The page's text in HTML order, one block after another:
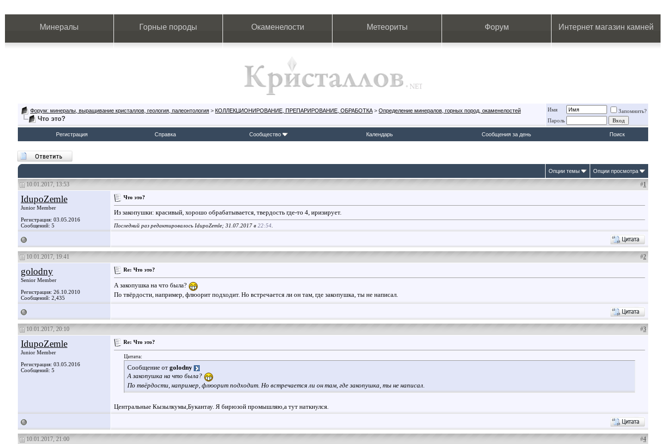
Минералы Горные породы Окаменелости Метеориты Форум Интернет магазин камней
Форум: минералы, выращивание кристаллов, геология, палеонтология > КОЛЛЕКЦИОНИРОВАНИЕ, ПРЕПАРИРОВАНИЕ, ОБРАБОТКА > Определение минералов, горных пород, окаменелостей
Что это?
Имя
Запомнить?
Пароль
Регистрация Справка Сообщество Календарь Сообщения за день Поиск
Опции темы Опции просмотра
10.01.2017, 13:53 #1
IdupoZemle
Junior Member
Регистрация: 03.05.2016
Сообщений: 5
Что это?
Из закопушки: красивый, хорошо обрабатывается, твердость где-то 4, иризирует.
Последний раз редактировалось IdupoZemle; 31.07.2017 в 22:54
10.01.2017, 19:41 #2
golodny
Senior Member
Регистрация: 26.10.2010
Сообщений: 2,435
Re: Что это?
А закопушка на что была?
По твёрдости, например, флюорит подходит. Но встречается ли он там, где закопушка, ты не написал.
10.01.2017, 20:10 #3
IdupoZemle
Junior Member
Регистрация: 03.05.2016
Сообщений: 5
Re: Что это?
Цитата:
Сообщение от golodny
А закопушка на что была?
По твёрдости, например, флюорит подходит. Но встречается ли он там, где закопушка, ты не написал.
Центральные Кызылкумы,Букантау. Я бирюзой промышляю,а тут наткнулся.
10.01.2017, 21:00 #4